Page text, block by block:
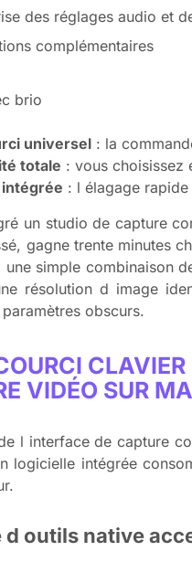
des réglages audio et
complémentaires
brio
universel : la
totale : vous choisissez
: l élagage
un studio de capture
gagne trente minutes
simple combinaison
résolution d image
obscurs.
VIDÉO SUR
l interface de capture
logicielle intégrée
d outils native